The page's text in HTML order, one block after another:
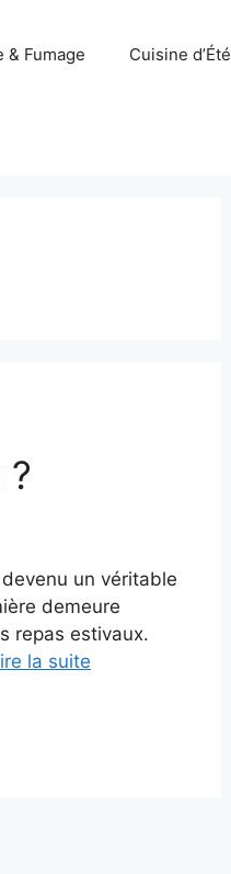
& Fumage Cuisine d’Été
un véritable
demeure
repas estivaux.
la suite